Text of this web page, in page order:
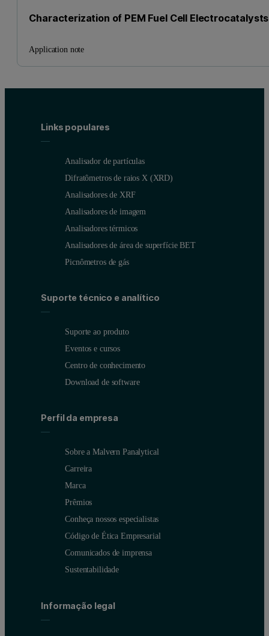
Characterization of PEM Fuel Cell Electrocatalysts
Application note
Links populares
Analisador de partículas
Difratômetros de raios X (XRD)
Analisadores de XRF
Analisadores de imagem
Analisadores térmicos
Analisadores de área de superfície BET
Picnômetros de gás
Suporte técnico e analítico
Suporte ao produto
Eventos e cursos
Centro de conhecimento
Download de software
Perfil da empresa
Sobre a Malvern Panalytical
Carreira
Marca
Prêmios
Conheça nossos especialistas
Código de Ética Empresarial
Comunicados de imprensa
Sustentabilidade
Informação legal